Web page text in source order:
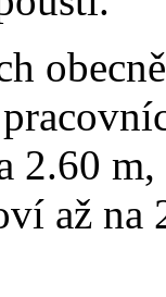
2.60
až na